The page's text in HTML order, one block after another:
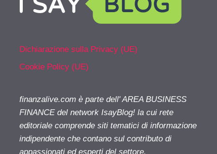
Dichiarazione sulla Privacy (UE)
Cookie Policy (UE)
finanzalive.com è parte dell' AREA BUSINESS
FINANCE del network IsayBlog! la cui rete
editoriale comprende siti tematici di informazione
indipendente che contano sul contributo di
appassionati ed esperti del settore.